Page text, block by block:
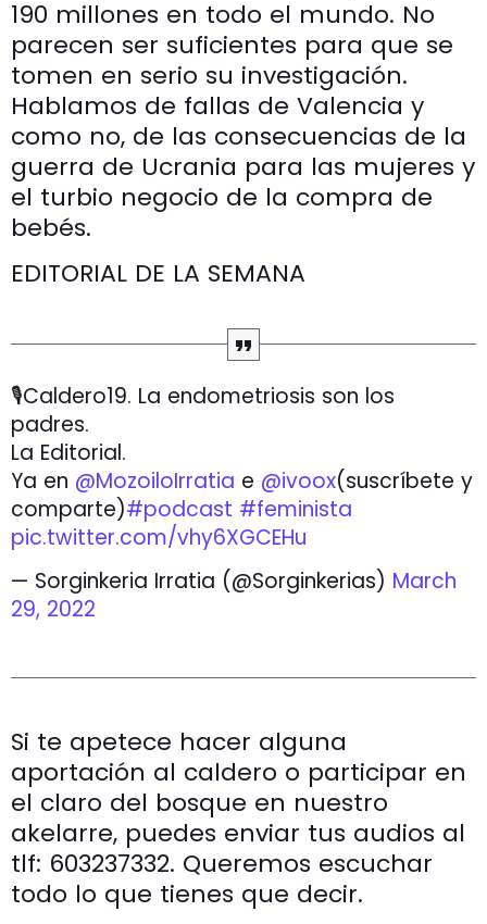
190 millones en todo el mundo. No
parecen ser suficientes para que se
tomen en serio su investigación.
Hablamos de fallas de Valencia y
como no, de las consecuencias de la
guerra de Ucrania para las mujeres y
el turbio negocio de la compra de
bebés.
EDITORIAL DE LA SEMANA
🎙Caldero19. La endometriosis son los
padres.
La Editorial.
Ya en @MozoiloIrratia e @ivoox(suscríbete y
comparte)#podcast #feminista
pic.twitter.com/vhy6XGCEHu
— Sorginkeria Irratia (@Sorginkerias) March
29, 2022
Si te apetece hacer alguna
aportación al caldero o participar en
el claro del bosque en nuestro
akelarre, puedes enviar tus audios al
tlf: 603237332. Queremos escuchar
todo lo que tienes que decir.